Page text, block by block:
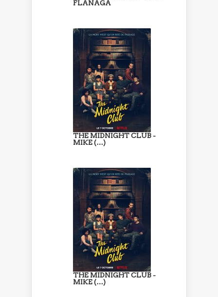
FLANAGA
THE MIDNIGHT CLUB -
MIKE (…)
THE MIDNIGHT CLUB -
MIKE (…)